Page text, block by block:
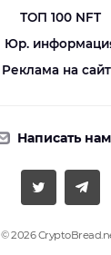
ТОП 100 NFT
Юр.
Реклама на
Написать нам
© 2026